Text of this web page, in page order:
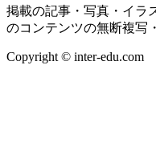
掲載の記事・写真・イラ
のコンテンツの無断複写
Copyright © inter-edu.com